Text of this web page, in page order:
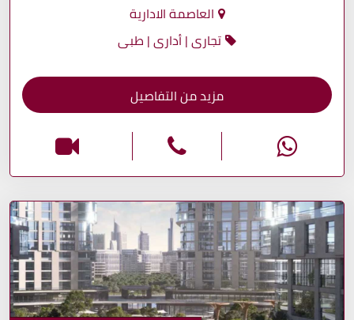
العاصمة الادارية
تجارى | أدارى | طبى
مزيد من التفاصيل